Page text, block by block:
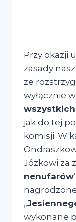
Przy okazji
zasady
że
wyłącznie
jak do tej
komisji. W
Józkowi za
nenufarów
„
wykonane